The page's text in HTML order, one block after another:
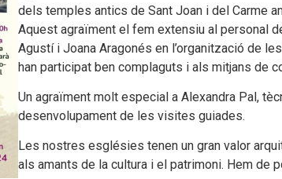
dels temples antics de Sant Joan i del Carme
Aquest agraïment el fem extensiu al personal
Agustí i Joana Aragonés en l’organització de
han participat ben complaguts i als mitjans de
Un agraïment molt especial a Alexandra Pal,
desenvolupament de les visites guiades.
Les nostres esglésies tenen un gran valor
als amants de la cultura i el patrimoni. Hem de